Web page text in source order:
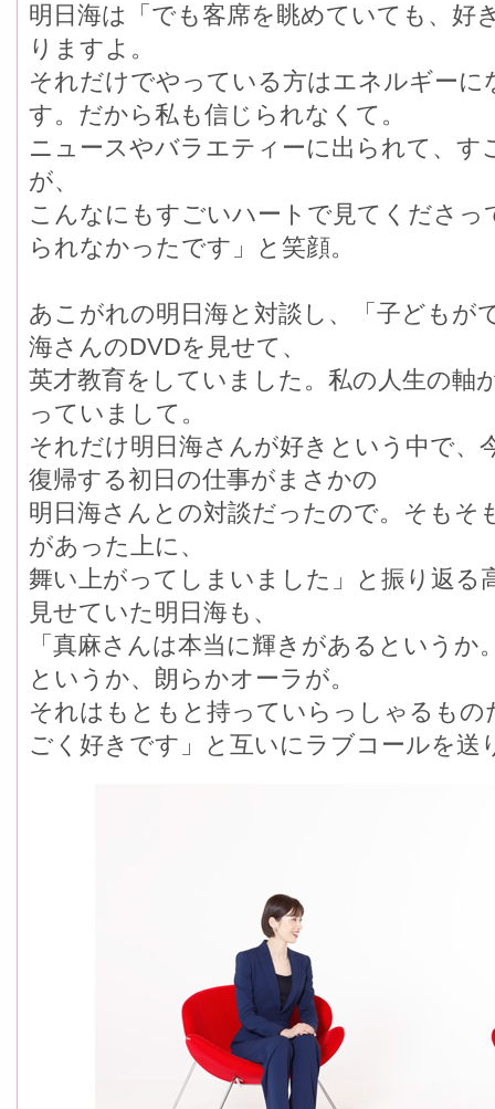
明日海は「でも客席を眺めていても、好
りますよ。
それだけでやっている方はエネルギー
す。だから私も信じられなくて。
ニュースやバラエティーに出られて、す
が、
こんなにもすごいハートで見てくださ
られなかったです」と笑顔。
あこがれの明日海と対談し、「子どもが
海さんのDVDを見せて、
英才教育をしていました。私の人生の軸
っていまして。
それだけ明日海さんが好きという中で、
復帰する初日の仕事がまさかの
明日海さんとの対談だったので。そもそ
があった上に、
舞い上がってしまいました」と振り返る
見せていた明日海も、
「真麻さんは本当に輝きがあるという
というか、朗らかオーラが。
それはもともと持っていらっしゃるも
ごく好きです」と互いにラブコールを送